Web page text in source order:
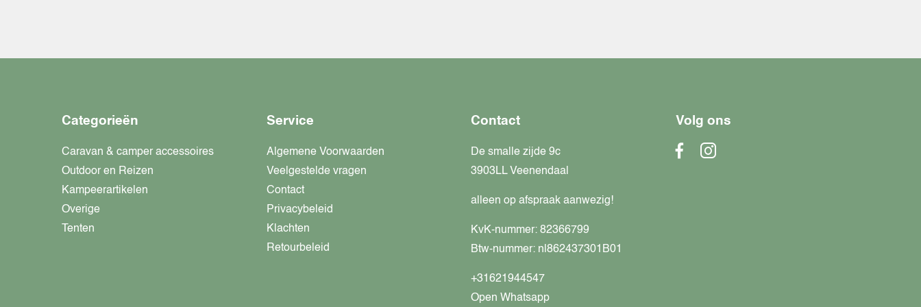
Categorieën
Caravan & camper accessoires
Outdoor en Reizen
Kampeerartikelen
Overige
Tenten
Service
Algemene Voorwaarden
Veelgestelde vragen
Contact
Privacybeleid
Klachten
Retourbeleid
Contact
De smalle zijde 9c
3903LL Veenendaal
alleen op afspraak aanwezig!
KvK-nummer: 82366799
Btw-nummer: nl862437301B01
+31621944547
Open Whatsapp
Volg ons